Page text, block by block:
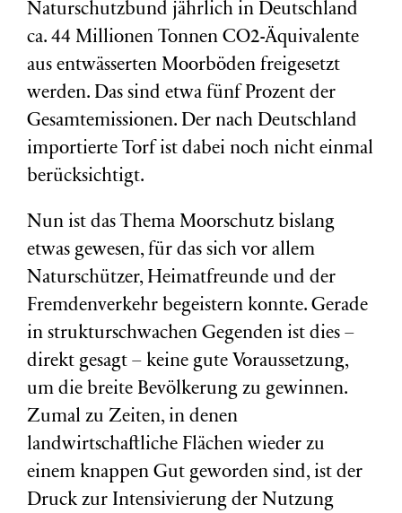
Naturschutzbund jährlich in Deutschland
ca. 44 Millionen Tonnen CO2-Äquivalente
aus entwässerten Moorböden freigesetzt
werden. Das sind etwa fünf Prozent der
Gesamtemissionen. Der nach Deutschland
importierte Torf ist dabei noch nicht einmal
berücksichtigt.
Nun ist das Thema Moorschutz bislang
etwas gewesen, für das sich vor allem
Naturschützer, Heimatfreunde und der
Fremdenverkehr begeistern konnte. Gerade
in strukturschwachen Gegenden ist dies –
direkt gesagt – keine gute Voraussetzung,
um die breite Bevölkerung zu gewinnen.
Zumal zu Zeiten, in denen
landwirtschaftliche Flächen wieder zu
einem knappen Gut geworden sind, ist der
Druck zur Intensivierung der Nutzung